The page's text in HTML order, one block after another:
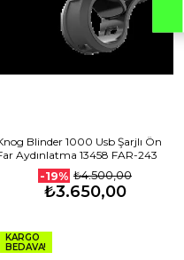
Blinder 1000 Usb Şarjlı Ön
Aydınlatma 13458 FAR-243
-19% ₺4.500,00
₺3.650,00
KARGO
BEDAVA!